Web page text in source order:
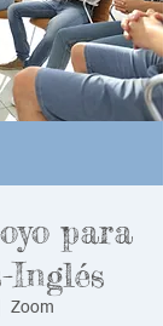
para
Inglés
Zoom